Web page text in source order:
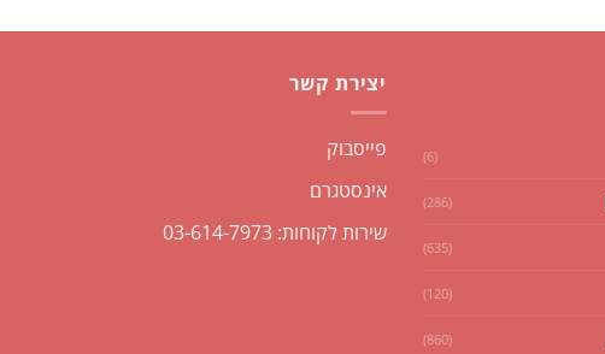
(6)
(286)
(635)
(120)
(860)
יצירת קשר
פייסבוק
אינסטגרם
שירות לקוחות: 03-614-7973